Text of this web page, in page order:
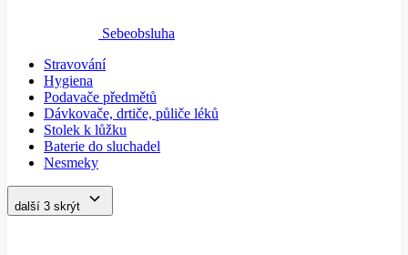
Sebeobsluha
Stravování
Hygiena
Podavače předmětů
Dávkovače, drtiče, půliče léků
Stolek k lůžku
Baterie do sluchadel
Nesmeky
další 3 skrýt